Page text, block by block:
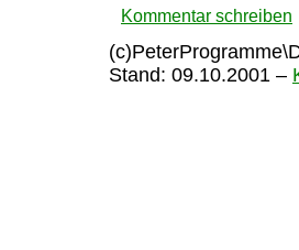
Kommentar schreiben
Stand: 09.10.2001 –